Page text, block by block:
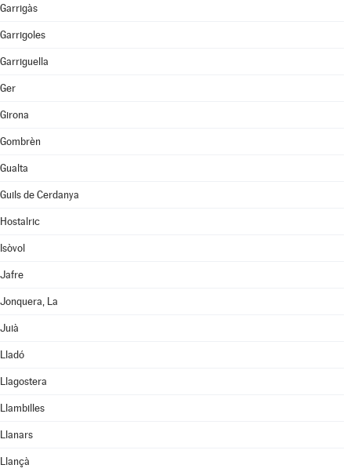
Garrigàs
Garrigoles
Garriguella
Ger
Girona
Gombrèn
Gualta
Guils de Cerdanya
Hostalric
Isòvol
Jafre
Jonquera, La
Juià
Lladó
Llagostera
Llambilles
Llanars
Llançà